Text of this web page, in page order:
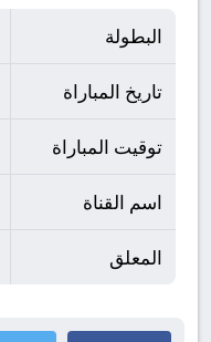
البطولة
تاريخ المباراة
توقيت المباراة
اسم القناة
المعلق